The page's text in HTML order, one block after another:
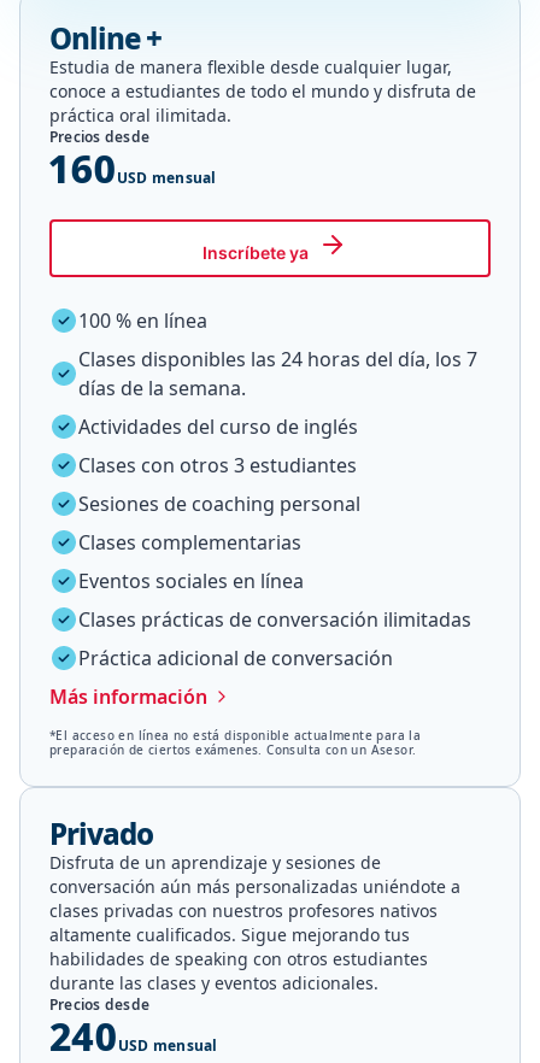
Online +
Estudia de manera flexible desde cualquier lugar,
conoce a estudiantes de todo el mundo y disfruta de
práctica oral ilimitada.
Precios desde
160USD mensual
Inscríbete ya
100 % en línea
Clases disponibles las 24 horas del día, los 7
días de la semana.
Actividades del curso de inglés
Clases con otros 3 estudiantes
Sesiones de coaching personal
Clases complementarias
Eventos sociales en línea
Clases prácticas de conversación ilimitadas
Práctica adicional de conversación
Más información
*El acceso en línea no está disponible actualmente para la
preparación de ciertos exámenes. Consulta con un Asesor.
Privado
Disfruta de un aprendizaje y sesiones de
conversación aún más personalizadas uniéndote a
clases privadas con nuestros profesores nativos
altamente cualificados. Sigue mejorando tus
habilidades de speaking con otros estudiantes
durante las clases y eventos adicionales.
Precios desde
240USD mensual